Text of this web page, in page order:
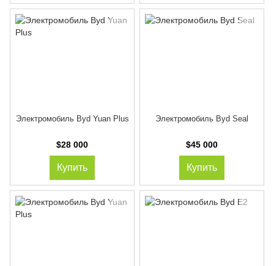
Электромобиль Byd Yuan Plus
$28 000
Купить
Электромобиль Byd Seal
$45 000
Купить